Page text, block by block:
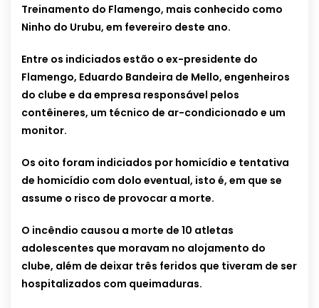
Treinamento do Flamengo, mais conhecido como
Ninho do Urubu, em fevereiro deste ano.
Entre os indiciados estão o ex-presidente do
Flamengo, Eduardo Bandeira de Mello, engenheiros
do clube e da empresa responsável pelos
contêineres, um técnico de ar-condicionado e um
monitor.
Os oito foram indiciados por homicídio e tentativa
de homicídio com dolo eventual, isto é, em que se
assume o risco de provocar a morte.
O incêndio causou a morte de 10 atletas
adolescentes que moravam no alojamento do
clube, além de deixar três feridos que tiveram de ser
hospitalizados com queimaduras.